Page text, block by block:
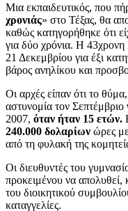
Μια εκπαιδευτικός, που
χρονιάς» στο Τέξας, θα
καθώς κατηγορήθηκε ότι
για δύο χρόνια. Η
21 Δεκεμβρίου για έξι
βάρος ανηλίκου και
Οι αρχές είπαν ότι το
αστυνομία τον Σεπτέμβριο
2007, όταν ήταν 15 ετών.
240.000 δολαρίων ώρες
από τη φυλακή της
Οι διευθυντές του
προκειμένου να απολυθεί,
του διοικητικού
καταγγελίες.